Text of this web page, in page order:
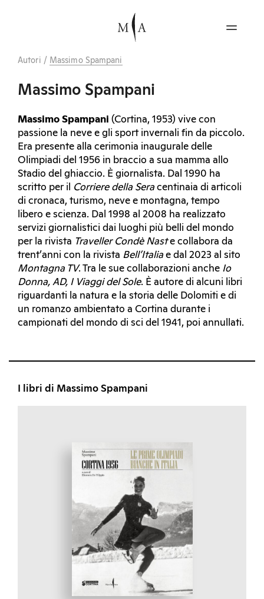
Autori / Massimo Spampani
Massimo Spampani
Massimo Spampani (Cortina, 1953) vive con
passione la neve e gli sport invernali fin da piccolo.
Era presente alla cerimonia inaugurale delle
Olimpiadi del 1956 in braccio a sua mamma allo
Stadio del ghiaccio. È giornalista. Dal 1990 ha
scritto per il
Corriere della Seracentinaia di articoli
di cronaca, turismo, neve e montagna, tempo
libero e scienza. Dal 1998 al 2008 ha realizzato
servizi giornalistici dai luoghi più belli del mondo
per la rivista Traveller Condè Naste collabora da
trent’anni con la rivista Bell’Italiae dal 2023 al sito
Montagna TV. Tra le sue collaborazioni anche Io
Donna, AD, I Viaggi del Sole. È autore di alcuni libri
riguardanti la natura e la storia delle Dolomiti e di
un romanzo ambientato a Cortina durante i
campionati del mondo di sci del 1941, poi annullati.
I libri di Massimo Spampani